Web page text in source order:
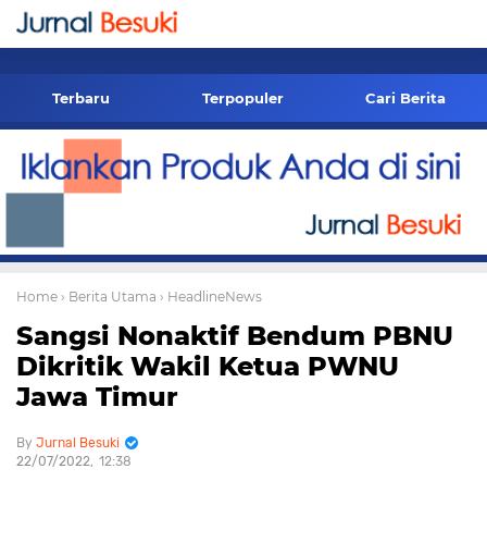
-->
Terbaru Terpopuler Cari Berita
Home › Berita Utama › HeadlineNews
Sangsi Nonaktif Bendum PBNU
Dikritik Wakil Ketua PWNU
Jawa Timur
Jurnal Besuki
22/07/2022 12:38